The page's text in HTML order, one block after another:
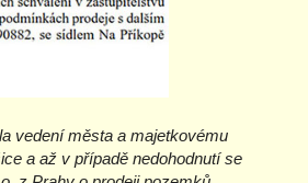
vedení města a majetkovému
a až v případě nedohodnutí se